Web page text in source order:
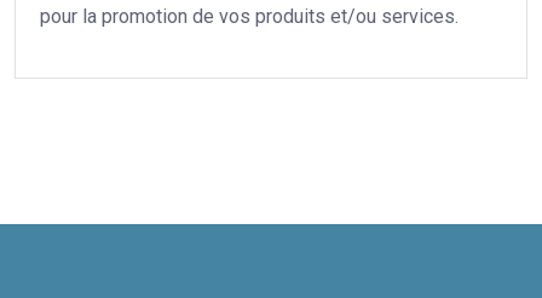
pour la promotion de vos produits et/ou services.